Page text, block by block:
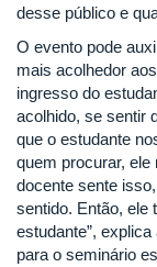
desse público e
O evento pode
mais acolhedor
ingresso do
acolhido, se sentir
que o estudante
quem procurar,
docente sente
sentido. Então, ele
estudante”,
para o seminário